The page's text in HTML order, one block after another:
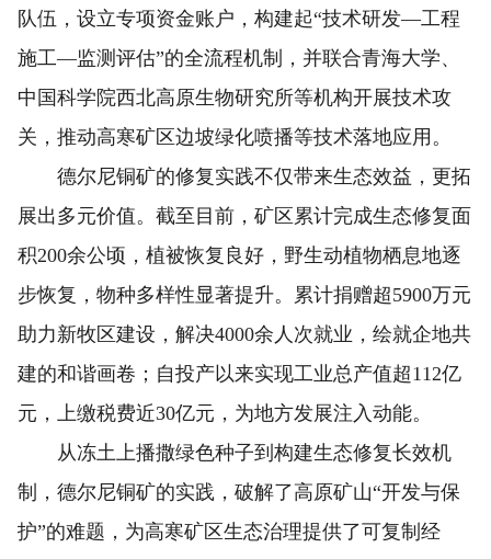
队伍，设立专项资金账户，构建起“技术研发—工程
施工—监测评估”的全流程机制，并联合青海大学、
中国科学院西北高原生物研究所等机构开展技术攻
关，推动高寒矿区边坡绿化喷播等技术落地应用。
德尔尼铜矿的修复实践不仅带来生态效益，更拓
展出多元价值。截至目前，矿区累计完成生态修复面
积200余公顷，植被恢复良好，野生动植物栖息地逐
步恢复，物种多样性显著提升。累计捐赠超5900万元
助力新牧区建设，解决4000余人次就业，绘就企地共
建的和谐画卷；自投产以来实现工业总产值超112亿
元，上缴税费近30亿元，为地方发展注入动能。
从冻土上播撒绿色种子到构建生态修复长效机
制，德尔尼铜矿的实践，破解了高原矿山“开发与保
护”的难题，为高寒矿区生态治理提供了可复制经